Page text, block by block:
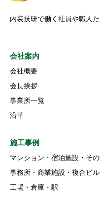
内装技研で働く社員や職人
会社案内
会社概要
会長挨拶
事業所一覧
沿革
施工事例
マンション・宿泊施設・そ
事務所・商業施設・複合ビル
工場・倉庫・駅